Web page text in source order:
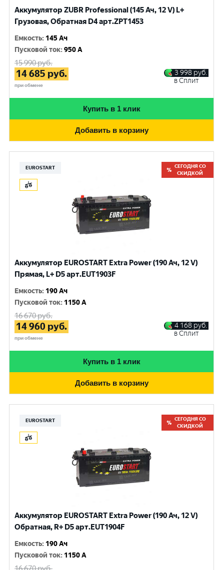
Аккумулятор ZUBR Professional (145 Ач, 12 V) L+
Грузовая, Обратная D4 арт.ZPT1453
Емкость: 145 Ач
Пусковой ток:950 A
15 990руб.
14 685 руб.
при обмене
3 998 руб.
в Сплит
Купить в 1 клик
Добавить в корзину
EUROSTART
СЕГОДНЯ СО
СКИДКОЙ
Аккумулятор EUROSTART Extra Power (190 Ач, 12 V)
Прямая, L+ D5 арт.EUT1903F
Емкость: 190 Ач
Пусковой ток: 1150 A
16 670руб.
14 960 руб.
при обмене
4 168 руб.
в Сплит
Купить в 1 клик
Добавить в корзину
EUROSTART
СЕГОДНЯ СО
СКИДКОЙ
Аккумулятор EUROSTART Extra Power (190 Ач, 12 V)
Обратная, R+ D5 арт.EUT1904F
Емкость: 190 Ач
Пусковой ток: 1150 A